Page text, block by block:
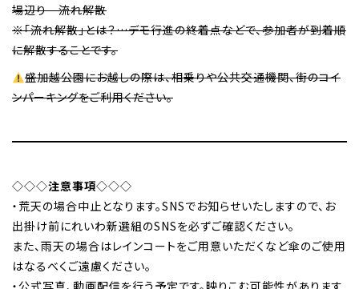
場辺り 流れ解散
※「流れ解散」とは？…デモ行進の終着点などで、参加者が到着順
に解散することです。
盛加越公園にお越しの際は、相乗りや公共交通機関、街のコイ
ンパーキングをご利用ください。
◇◇◇注意事項◇◇◇
・荒天の場合中止となります。SNSでお知らせいたしますので、お
出掛け前にれいわ新選組のSNSを必ずご確認ください。
また、雨天の場合はレインコートをご用意いただくなど傘のご使用
はなるべくご遠慮ください。